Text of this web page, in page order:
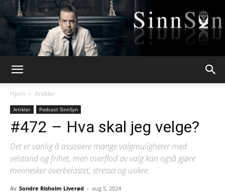
Hjem
Artikler
Artikler Podcast SinnSyn
#472 – Hva skal jeg velge?
Det er vanlig å assosiere mange valgmuligheter med
velstand og frihet, men overflod av valg kan også gjøre
mennesker overbelastet, stressa og usikre.
Av Sondre Risholm Liverød - aug 5, 2024